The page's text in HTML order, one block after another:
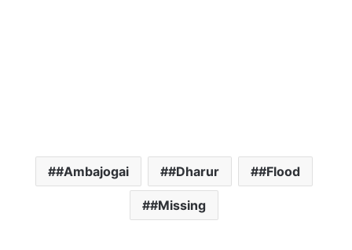
#Ambajogai #Dharur #Flood
#Missing